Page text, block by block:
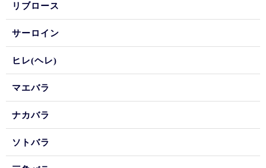
リブロース
サーロイン
ヒレ(ヘレ)
マエバラ
ナカバラ
ソトバラ